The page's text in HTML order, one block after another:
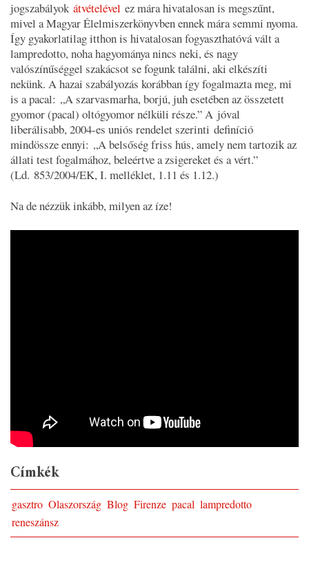
jogszabályok átvételével ez mára hivatalosan is megszűnt,
mivel a Magyar Élelmiszerkönyvben ennek mára semmi nyoma.
Így gyakorlatilag itthon is hivatalosan fogyaszthatóvá vált a
lampredotto, noha hagyománya nincs neki, és nagy
valószínűséggel szakácsot se fogunk találni, aki elkészíti
nekünk. A hazai szabályozás korábban így fogalmazta meg, mi
is a pacal: „A szarvasmarha, borjú, juh esetében az összetett
gyomor (pacal) oltógyomor nélküli része.” A jóval
liberálisabb, 2004-es uniós rendelet szerinti definíció
mindössze ennyi: „A belsőség friss hús, amely nem tartozik az
állati test fogalmához, beleértve a zsigereket és a vért.”
(Ld. 853/2004/EK, I. melléklet, 1.11 és 1.12.)
Na de nézzük inkább, milyen az íze!
Címkék
gasztro Olaszország Blog Firenze pacal lampredotto
reneszánsz